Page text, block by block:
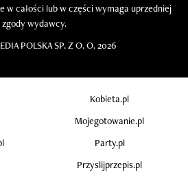
w całości lub w części wymaga uprzedniej
zgody wydawcy.
POLSKA SP. Z O. O. 2026
Kobieta.pl
Mojegotowanie.pl
Party.pl
Przyslijprzepis.pl